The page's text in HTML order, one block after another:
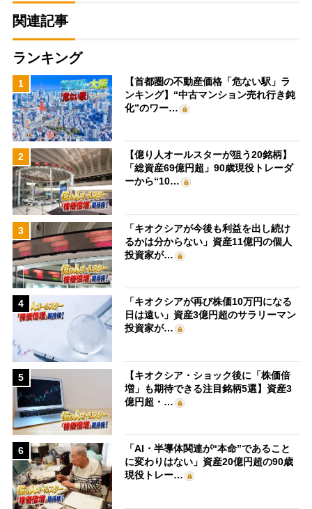
関連記事
ランキング
1
【首都圏の不動産価格「危ない駅」ラ
ンキング】“中古マンション売れ行き鈍
化”のワー…
2
【億り人オールスターが狙う20銘柄】
「総資産69億円超」90歳現役トレーダ
ーから“10…
3
「キオクシアが今後も利益を出し続け
るかは分からない」資産11億円の個人
投資家が…
4
「キオクシアが再び株価10万円になる
日は遠い」資産3億円超のサラリーマン
投資家が…
5
【キオクシア・ショック後に「株価倍
増」も期待できる注目銘柄5選】資産3
億円超・…
6
「AI・半導体関連が“本命”であること
に変わりはない」資産20億円超の90歳
現役トレー…